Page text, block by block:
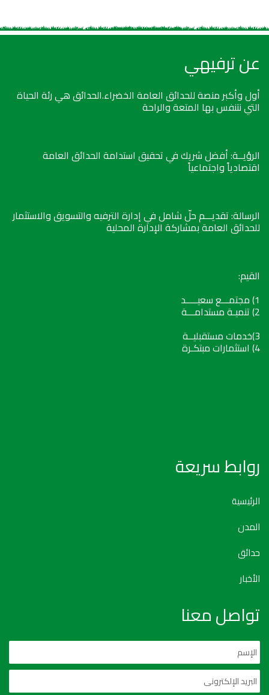
عن ترفيهي
أول وأكبر منصة للحدائق العامة الخضراء.الحدائق هي رئة الحياة
التي نتنفس بها المتعة والراحة
الرؤيــة: أفضل شريك في تحقيق استدامة الحدائق العامة
اقتصادياً واجتماعياً
الرسالة: تقديـــم حلّ شامل في إدارة الترفيه والتسويق والاستثمار
للحدائق العامة بمشاركة الإدارة المحلية
القيم:
1) مجتمـــع سعيـــــد
2) تنميـة مستدامـــة
3)خدمات مستقبليــة
4) استثمارات مبتكـرة
روابط سريعة
الرئيسية
المدن
حدائق
الأخبار
تواصل معنا